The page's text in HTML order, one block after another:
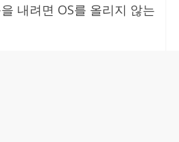
내려면 OS를 올리지 않는